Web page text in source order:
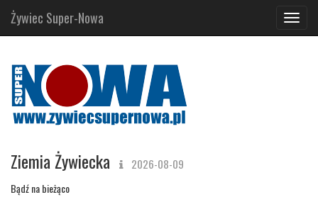
Żywiec Super-Nowa
Ziemia Żywiecka 2026-08-09
Bądź na bieżąco